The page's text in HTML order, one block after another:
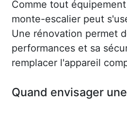
Comme tout
monte-escalier peut
Une rénovation permet
performances et sa
remplacer l'appareil
Quand envisager